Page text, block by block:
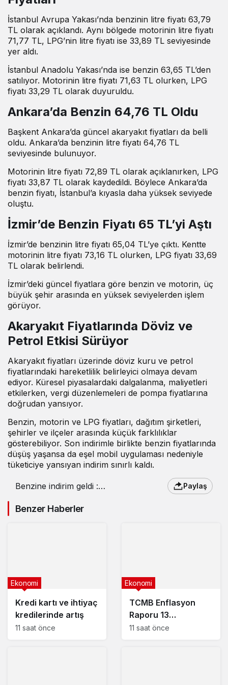
İstanbul Avrupa Yakası’nda benzinin litre fiyatı 63,79
TL olarak açıklandı. Aynı bölgede motorinin litre fiyatı
71,77 TL, LPG’nin litre fiyatı ise 33,89 TL seviyesinde
yer aldı.
İstanbul Anadolu Yakası’nda ise benzin 63,65 TL’den
satılıyor. Motorinin litre fiyatı 71,63 TL olurken, LPG
fiyatı 33,29 TL olarak duyuruldu.
Ankara’da Benzin 64,76 TL Oldu
Başkent Ankara’da güncel akaryakıt fiyatları da belli
oldu. Ankara’da benzinin litre fiyatı 64,76 TL
seviyesinde bulunuyor.
Motorinin litre fiyatı 72,89 TL olarak açıklanırken, LPG
fiyatı 33,87 TL olarak kaydedildi. Böylece Ankara’da
benzin fiyatı, İstanbul’a kıyasla daha yüksek seviyede
oluştu.
İzmir’de Benzin Fiyatı 65 TL’yi Aştı
İzmir’de benzinin litre fiyatı 65,04 TL’ye çıktı. Kentte
motorinin litre fiyatı 73,16 TL olurken, LPG fiyatı 33,69
TL olarak belirlendi.
İzmir’deki güncel fiyatlara göre benzin ve motorin, üç
büyük şehir arasında en yüksek seviyelerden işlem
görüyor.
Akaryakıt Fiyatlarında Döviz ve
Petrol Etkisi Sürüyor
Akaryakıt fiyatları üzerinde döviz kuru ve petrol
fiyatlarındaki hareketlilik belirleyici olmaya devam
ediyor. Küresel piyasalardaki dalgalanma, maliyetleri
etkilerken, vergi düzenlemeleri de pompa fiyatlarına
doğrudan yansıyor.
Benzin, motorin ve LPG fiyatları, dağıtım şirketleri,
şehirler ve ilçeler arasında küçük farklılıklar
gösterebiliyor. Son indirimle birlikte benzin fiyatlarında
düşüş yaşansa da eşel mobil uygulaması nedeniyle
tüketiciye yansıyan indirim sınırlı kaldı.
Benzine indirim geldi : 8
akaryakıt fiyatları
Paylaş
Benzer Haberler
Kredi kartı ve ihtiyaç
kredilerinde artış
Ekonomi
11 saat önce
TCMB Enflasyon
Raporu 13
Ağustos’ta
Ekonomi
11 saat önce